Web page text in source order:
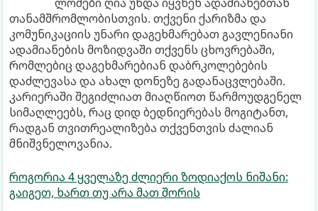
თანამშრომლობისთვის. თქვენი ქარიზმა და
კომუნიკაციის უნარი დაგეხმარებათ გავლენიანი
ადამიანების მოზიდვაში თქვენს ცხოვრებაში,
რომლებიც დაგეხმარებიან დაბრკოლებების
დაძლევასა და ახალ დონეზე გადანაცვლებაში.
კარიერაში შეგიძლიათ მიაღწიოთ წარმოუდგენელ
სიმაღლეებს, რაც დიდ ბედნიერებას მოგიტანთ,
რადგან თვითრეალიზება თქვენთვის ძალიან
მნიშვნელოვანია.
როგორია 4 ყველაზე ძლიერი ზოდიაქოს ნიშანი:
გაიგეთ, ხართ თუ არა მათ შორის